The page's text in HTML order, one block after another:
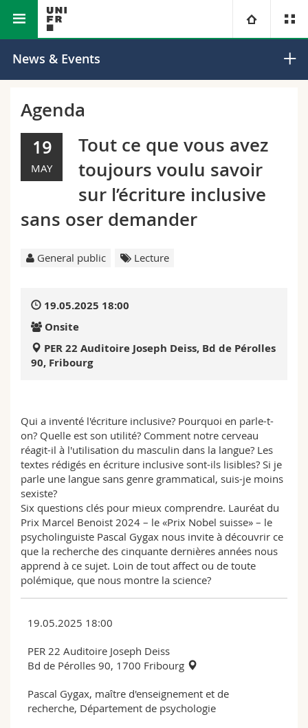
University
Campus
Research
Theology
Law
Interfaculty
You are
Prospective students
Employees
PhD students
Ressources
Webmail
Course catalogue
News & Events
Agenda
19
MAY
Tout ce que vous avez
toujours voulu savoir
sur l’écriture inclusive
sans oser demander
General public Lecture
19.05.2025 18:00
Onsite
PER 22 Auditoire Joseph Deiss, Bd de Pérolles
90, Fribourg
Qui a inventé l'écriture inclusive? Pourquoi en parle-t-
on? Quelle est son utilité? Comment notre cerveau
réagit-il à l'utilisation du masculin dans la langue? Les
textes rédigés en écriture inclusive sont-ils lisibles? Si je
parle une langue sans genre grammatical, suis-je moins
sexiste?
Six questions clés pour mieux comprendre. Lauréat du
Prix Marcel Benoist 2024 – le «Prix Nobel suisse» – le
psycholinguiste Pascal Gygax nous invite à découvrir ce
que la recherche des cinquante dernières années nous
apprend à ce sujet. Loin de tout affect ou de toute
polémique, que nous montre la science?
19.05.2025 18:00
PER 22 Auditoire Joseph Deiss
Bd de Pérolles 90, 1700 Fribourg
Pascal Gygax, maître d'enseignement et de
recherche, Département de psychologie